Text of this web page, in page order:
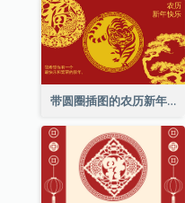
带圆圈插图的农历新年快乐贺卡